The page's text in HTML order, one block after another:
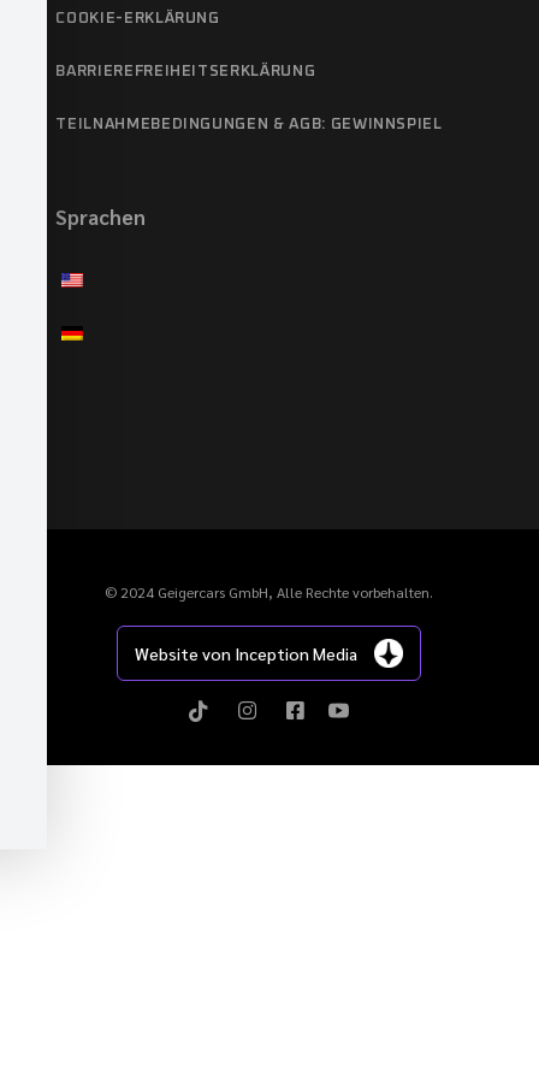
COOKIE-ERKLÄRUNG
BARRIEREFREIHEITSERKLÄRUNG
TEILNAHMEBEDINGUNGEN & AGB: GEWINNSPIEL
Sprachen
© 2024 Geigercars GmbH, Alle Rechte vorbehalten.
Website von Inception Media